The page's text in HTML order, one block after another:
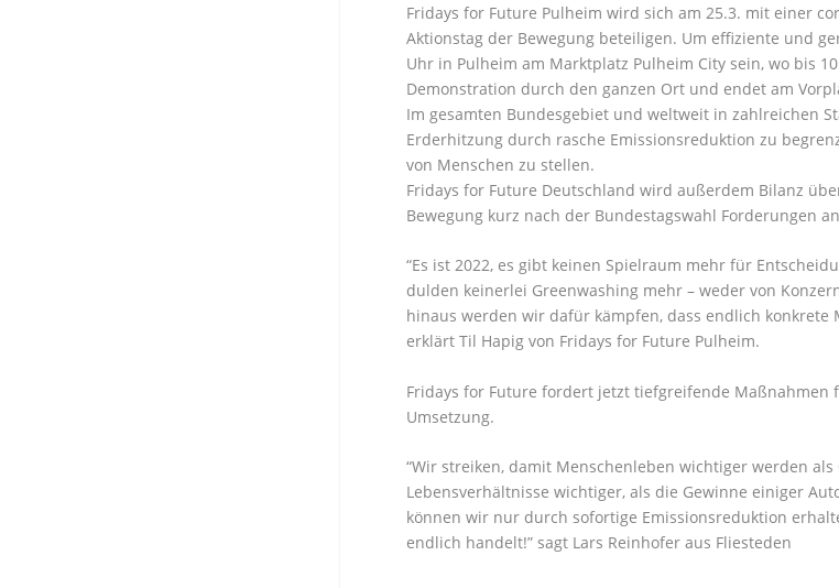
Fridays for Future Pulheim wird sich am 25.3. mit einer
Aktionstag der Bewegung beteiligen. Um effiziente und
Uhr in Pulheim am Marktplatz Pulheim City sein, wo bis
Demonstration durch den ganzen Ort und endet am
Im gesamten Bundesgebiet und weltweit in zahlreichen
Erderhitzung durch rasche Emissionsreduktion zu
von Menschen zu stellen.
Fridays for Future Deutschland wird außerdem Bilanz
Bewegung kurz nach der Bundestagswahl Forderungen
“Es ist 2022, es gibt keinen Spielraum mehr für
dulden keinerlei Greenwashing mehr – weder von
hinaus werden wir dafür kämpfen, dass endlich
erklärt Til Hapig von Fridays for Future Pulheim.
Fridays for Future fordert jetzt tiefgreifende
Umsetzung.
“Wir streiken, damit Menschenleben wichtiger werden
Lebensverhältnisse wichtiger, als die Gewinne einiger
können wir nur durch sofortige Emissionsreduktion
endlich handelt!” sagt Lars Reinhofer aus Fliesteden